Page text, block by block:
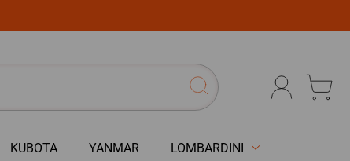
KUBOTA YANMAR LOMBARDINI